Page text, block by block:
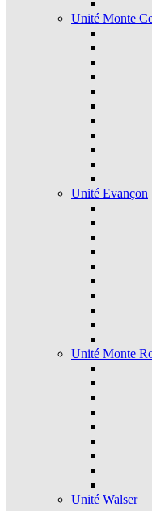
Unité Monte
Unité Evançon
Unité Monte
Unité Walser